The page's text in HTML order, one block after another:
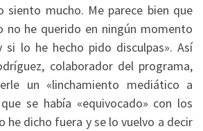
siento mucho. Me parece bien que
no he querido en ningún momento
si lo he hecho pido disculpas». Así
colaborador del programa,
un «linchamiento mediático a
se había «equivocado» con los
he dicho fuera y se lo vuelvo a decir